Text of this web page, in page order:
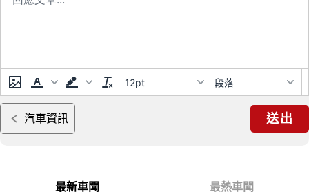
12pt 段落
汽車資訊 送出
最新車聞 最熱車聞